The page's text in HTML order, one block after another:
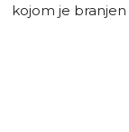
kojom je